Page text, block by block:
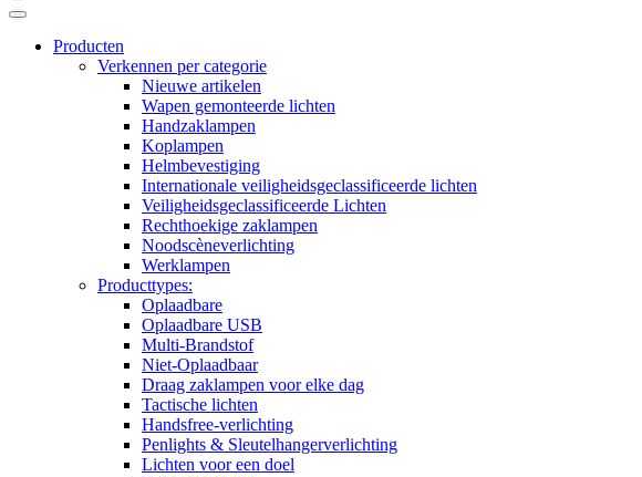
Producten
Verkennen per categorie
Nieuwe artikelen
Wapen gemonteerde lichten
Handzaklampen
Koplampen
Helmbevestiging
Internationale veiligheidsgeclassificeerde lichten
Veiligheidsgeclassificeerde Lichten
Rechthoekige zaklampen
Noodscèneverlichting
Werklampen
Producttypes:
Oplaadbare
Oplaadbare USB
Multi-Brandstof
Niet-Oplaadbaar
Draag zaklampen voor elke dag
Tactische lichten
Handsfree-verlichting
Penlights & Sleutelhangerverlichting
Lichten voor een doel